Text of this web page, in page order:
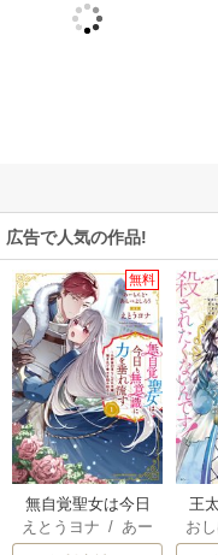
広告で人気の作品!
無料
無自覚聖女は今日
も無意識に力を垂
えとうヨナ / あー
もんど/あんべよ
王
こ
お
英